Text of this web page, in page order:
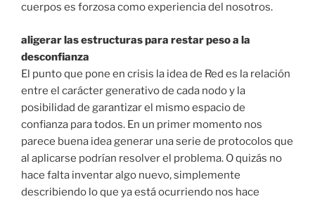
cuerpos es forzosa como experiencia del nosotros.
aligerar las estructuras para restar peso a la
desconfianza
El punto que pone en crisis la idea de Red es la relación
entre el carácter generativo de cada nodo y la
posibilidad de garantizar el mismo espacio de
confianza para todos. En un primer momento nos
parece buena idea generar una serie de protocolos que
al aplicarse podrían resolver el problema. O quizás no
hace falta inventar algo nuevo, simplemente
describiendo lo que ya está ocurriendo nos hace